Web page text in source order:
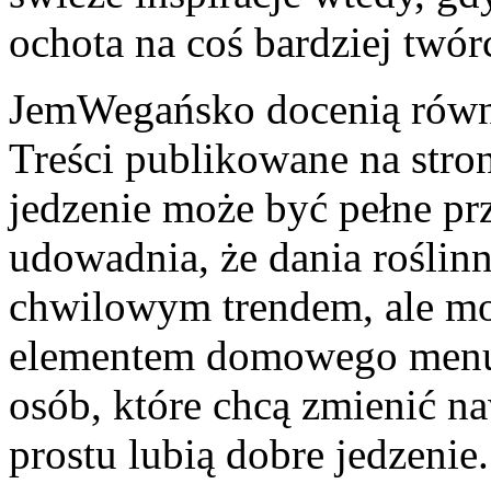
ochota na coś bardziej
JemWegańsko docenią
Treści publikowane na
jedzenie może być pełne
udowadnia, że dania
chwilowym trendem, ale
elementem domowego
osób, które chcą zmienić
prostu lubią dobre jedzenie.